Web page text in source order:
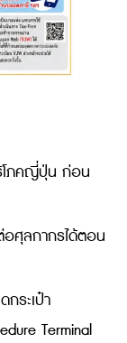
โภคญี่ปุ่น ก่อน
ศุลกากรได้ตอน
ระเป๋า
Terminal